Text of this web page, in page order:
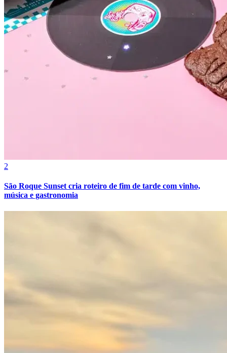
2
São Roque Sunset cria roteiro de fim de tarde com vinho,
música e gastronomia